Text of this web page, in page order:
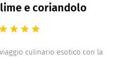
e coriandolo
culinario esotico con la